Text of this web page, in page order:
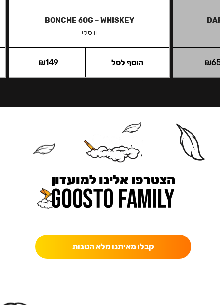
₪
BONCHE 60G – WHISKEY
וויסקי
₪149 הוסף לסל
הצטרפו אלינו למועדון
קבלו מאיתנו מלא הטבות